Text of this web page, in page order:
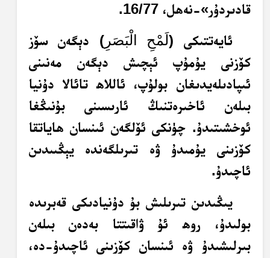
قادىردۇر»-نەھل، 16/77.
ئايەتتىكى (لَمْحِ الْبَصَرِ) دېگەن سۆز
كۆزنى يۇمۇپ ئېچىش دېگەن مەنىنى
ئىپادىلەيدىغان بولۇپ، ئاللاھ تائالا دۇنيا
بىلەن ئاخىرەتنىڭ ئارىسىنى بۇنىڭغا
ئوخشىتىدۇ. چۈنكى ئۆلگەن ئىنسان ھاياتقا
كۆزىنى يۇمىدۇ ۋە تىرىلگەندە يېڭىىدىن
ئاچىدۇ.
يىڭىدىن تىرىلىش بۇ دۇنيادىكى قەبرىدە
بولىدۇ، روھ ئۇ ۋاقىتتا بەدەن بىلەن
بىرلىشىدۇ ۋە ئىنسان كۆزىنى ئاچىدۇ-دە،